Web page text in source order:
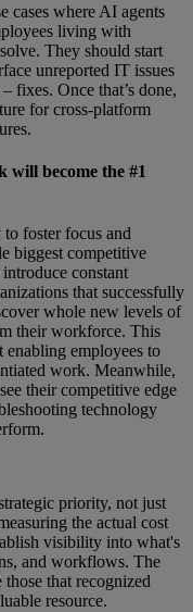
cases where AI agents
living with
They should start
unreported IT issues
fixes. Once that’s done,
for cross-platform
will become the #1
foster focus and
biggest competitive
constant
that successfully
whole new levels of
their workforce. This
enabling employees to
work. Meanwhile,
their competitive edge
technology
priority, not just
the actual cost
visibility into what's
and workflows. The
that recognized
resource.